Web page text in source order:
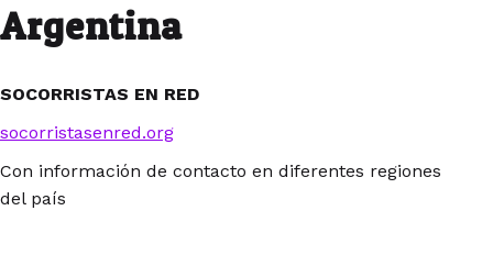
Argentina
SOCORRISTAS EN RED
socorristasenred.org
Con información de contacto en diferentes regiones
del país